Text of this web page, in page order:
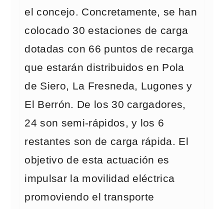
el concejo. Concretamente, se han
colocado 30 estaciones de carga
dotadas con 66 puntos de recarga
que estarán distribuidos en Pola
de Siero, La Fresneda, Lugones y
El Berrón. De los 30 cargadores,
24 son semi-rápidos, y los 6
restantes son de carga rápida. El
objetivo de esta actuación es
impulsar la movilidad eléctrica
promoviendo el transporte